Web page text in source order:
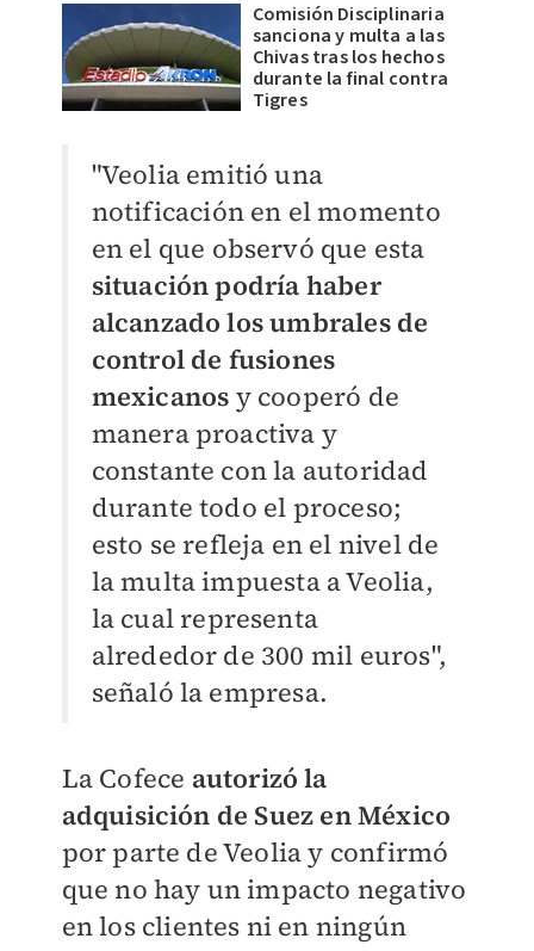
Comisión Disciplinaria
sanciona y multa a las
Chivas tras los hechos
durante la final contra
Tigres
"Veolia emitió una
notificación en el momento
en el que observó que esta
situación podría haber
alcanzado los umbrales de
control de fusiones
mexicanos y cooperó de
manera proactiva y
constante con la autoridad
durante todo el proceso;
esto se refleja en el nivel de
la multa impuesta a Veolia,
la cual representa
alrededor de 300 mil euros",
señaló la empresa.
La Cofece autorizó la
adquisición de Suez en México
por parte de Veolia y confirmó
que no hay un impacto negativo
en los clientes ni en ningún